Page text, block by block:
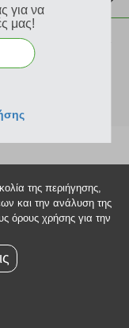
για να
μας!
της περιήγησης,
και την ανάλυση της
όρους χρήσης για την